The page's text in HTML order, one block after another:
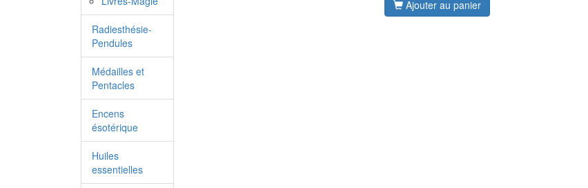
Radiesthésie-
Pendules
Médailles et
Pentacles
Encens
ésotérique
Huiles
essentielles
Ajouter au panier